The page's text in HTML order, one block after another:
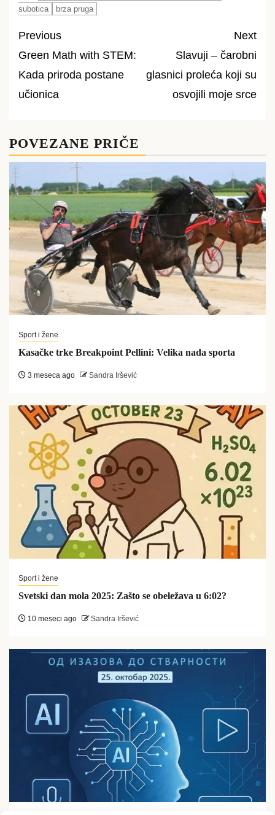
subotica
brza pruga
Post
navigation
Previous
Green Math with STEM:
Kada priroda postane
učionica
Next
Slavuji – čarobni
glasnici proleća koji su
osvojili moje srce
POVEZANE PRIČE
Sport i žene
Kasačke trke Breakpoint Pellini: Velika nada sporta
3 meseca ago Sandra Iršević
Sport i žene
Svetski dan mola 2025: Zašto se obeležava u 6:02?
10 meseci ago Sandra Iršević